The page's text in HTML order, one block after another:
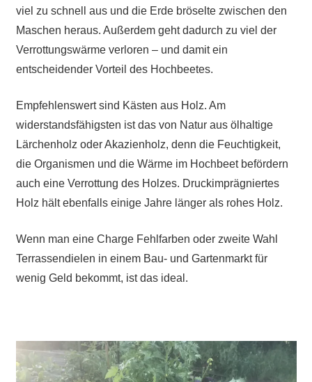
viel zu schnell aus und die Erde bröselte zwischen den
Maschen heraus. Außerdem geht dadurch zu viel der
Verrottungswärme verloren – und damit ein
entscheidender Vorteil des Hochbeetes.
Empfehlenswert sind Kästen aus Holz. Am
widerstandsfähigsten ist das von Natur aus ölhaltige
Lärchenholz oder Akazienholz, denn die Feuchtigkeit,
die Organismen und die Wärme im Hochbeet befördern
auch eine Verrottung des Holzes. Druckimprägniertes
Holz hält ebenfalls einige Jahre länger als rohes Holz.
Wenn man eine Charge Fehlfarben oder zweite Wahl
Terrassendielen in einem Bau- und Gartenmarkt für
wenig Geld bekommt, ist das ideal.